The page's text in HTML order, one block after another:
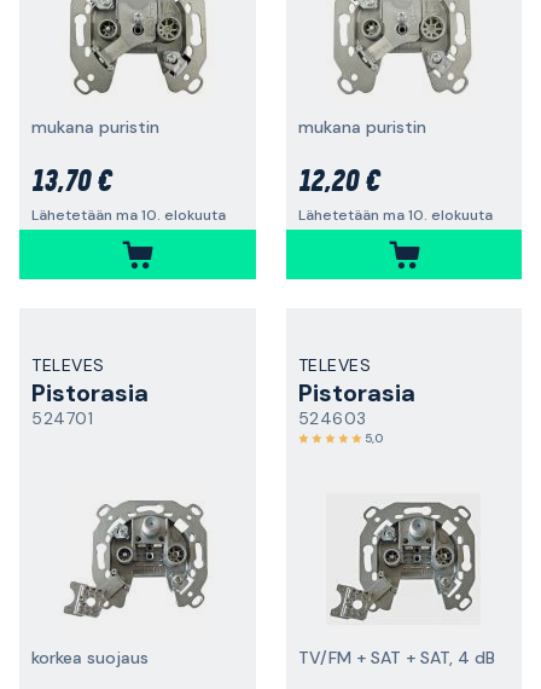
mukana puristin
13,70 €
Lähetetään ma 10. elokuuta
mukana puristin
12,20 €
Lähetetään ma 10. elokuuta
TELEVES
Pistorasia
524701
korkea suojaus
TELEVES
Pistorasia
524603
5,0
TV/FM + SAT + SAT, 4 dB